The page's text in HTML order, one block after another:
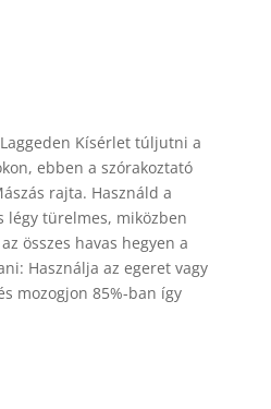
Kísérlet túljutni a
ebben a szórakoztató
rajta. Használd a
légy türelmes, miközben
összes havas hegyen a
Használja az egeret vagy
mozogjon 85%-ban így